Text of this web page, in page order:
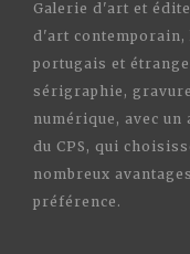
Galerie d'art et
d'art
portugais et
sérigraphie,
numérique, avec
du CPS, qui
nombreux
préférence.